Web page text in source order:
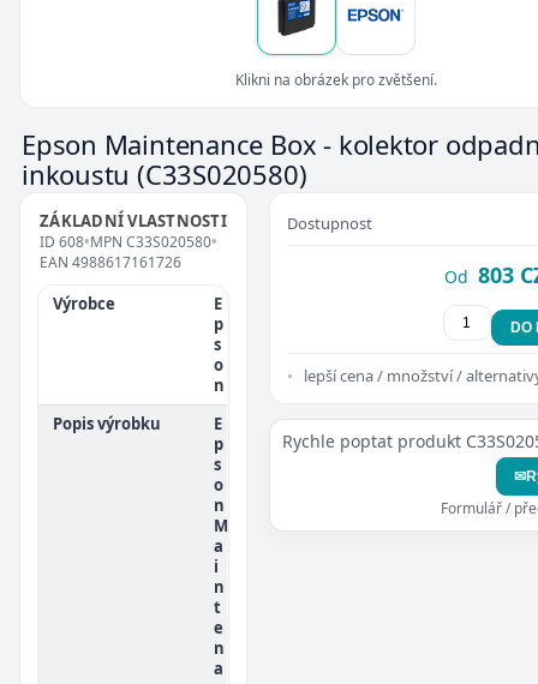
Klikni na obrázek pro zvětšení.
Epson Maintenance Box - kolektor
inkoustu(C33S020580)
ZÁKLADNÍ VLASTNOSTI
ID 608•MPN C33S020580•
EAN 4988617161726
Výrobce
E
p
s
o
n
Popis výrobku
E
p
s
o
n
M
a
i
n
t
e
n
a
Dostupnost
Od 803
DO
lepší cena / množství /
Rychle poptat produkt
✉
Formulář /